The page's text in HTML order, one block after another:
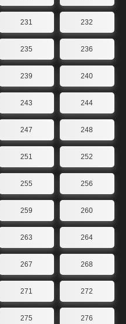
231 232
235 236
239 240
243 244
247 248
251 252
255 256
259 260
263 264
267 268
271 272
275 276